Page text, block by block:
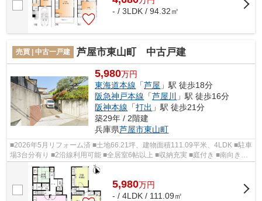
- / 3LDK / 94.32㎡
売買 | 中古一戸建 芦屋市東山町 中古戸建
5,980万円
東海道本線 「芦屋 」駅 徒歩18分
阪急神戸本線 「芦屋川
」駅 徒歩16分
阪神本線 「打出 」駅 徒歩21分
築29年 / 2階建
兵庫県芦屋市東山町
■2026年5月リフォーム済 ■土地66.21坪、建物面積111.09平米、4LDK ■駐車
場3台分有り ■2沿線利用可能 ■全居室6帖以上 ■収納充実 ■庭付き ■南向き、
陽当たり・通風・眺望良好 ■月々15万...
5,980万円
- / 4LDK / 111.09㎡